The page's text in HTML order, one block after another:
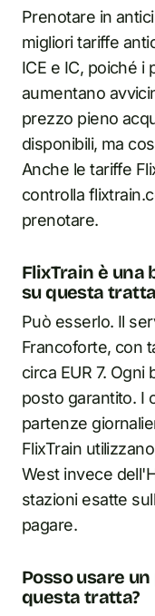
Prenotare in
migliori tariffe
ICE e IC, poiché i
aumentano
prezzo pieno
disponibili, ma
Anche le tariffe
controlla
prenotare.
FlixTrain è una
su questa
Può esserlo. Il
Francoforte, con
circa EUR 7.
posto garantito. I
partenze
FlixTrain
West invece
stazioni esatte
pagare.
Posso usare
questa tratta?